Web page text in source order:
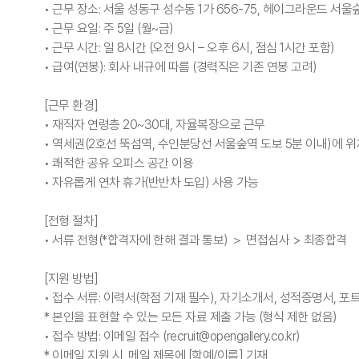
• 근무 장소: 서울 성동구 성수동 1가 656-75, 헤이그라운드 서울
• 근무 요일: 주 5일 (월~금)
• 근무 시간: 일 8시간 (오전 9시 – 오후 6시, 점심 1시간 포함)
• 급여(연봉): 회사 내규에 따름 (경력직은 기존 연봉 고려)
[근무 환경]
• 재직자 연령층 20~30대, 자율복장으로 근무
• 역세권(2호선 뚝섬역, 수인분당선 서울숲역 도보 5분 이내)에 위
• 쾌적한 공유 오피스 공간 이용
• 자유롭게 연차 휴가(반반차 도입) 사용 가능
[전형 절차]
• 서류 전형(*합격자에 한해 결과 통보) ＞ 면접심사 > 최종합격
[지원 방법]
• 접수 서류: 이력서(학점 기재 필수), 자기소개서, 성적증명서, 포
* 본인을 표현할 수 있는 모든 자료 제출 가능 (형식 제한 없음)
• 접수 방법: 이메일 접수 (recruit@opengallery.co.kr)
* 이메일 지원 시, 메일 제목에 [학예/이름] 기재